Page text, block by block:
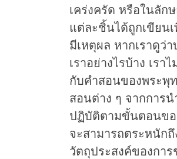
เคร่งครัด หรือในลัก
แต่ละชิ้นได้ถูกเขียน
มีเหตุผล หากเราดูว่
เราอย่างไรบ้าง เร
กับคำสอนของพระพุ
สอนต่าง ๆ จากการน
ปฏิบัติตามขั้นตอนขอ
จะสามารถตระหนัก
วัตถุประสงค์ของกา